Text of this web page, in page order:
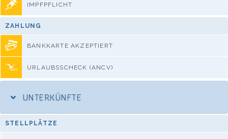
IMPFPFLICHT
ZAHLUNG
BANKKARTE AKZEPTIERT
URLAUBSSCHECK (ANCV)
UNTERKÜNFTE
STELLPLÄTZE